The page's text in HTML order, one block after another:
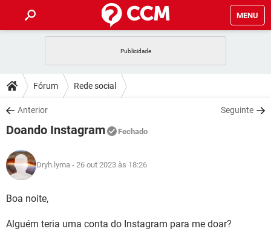
MENU
CELULAR
OUTLOOK
INSTAGRAM GMAIL
GUIA DE COMPRAS
DICAS
JOGOS
INSTAGRAM GMAIL
GUIA DE COMPRAS
DOWNLOADS
JOGOS WHATSAPP
CELULAR
OUTLOOK
JOGOS WHATSAPP
CELULAR
OUTLOOK
INSTAGRAM GMAIL
GLOSSÁRIO
Fórum Rede social
Anterior Seguinte
Doando Instagram Fechado
Dryh.lyma - 26 out 2023 às 18:26
Boa noite,
Alguém teria uma conta do Instagram para me doar?